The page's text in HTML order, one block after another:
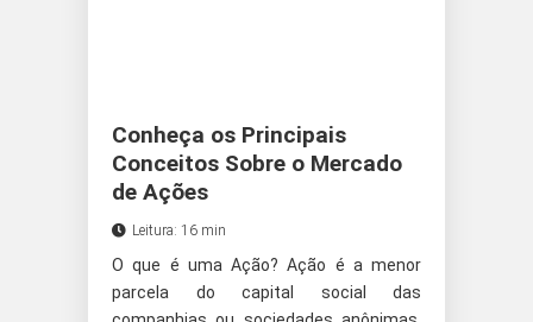
Conheça os Principais
Conceitos Sobre o Mercado
de Ações
Leitura: 16 min
O que é uma Ação? Ação é a menor
parcela do capital social das